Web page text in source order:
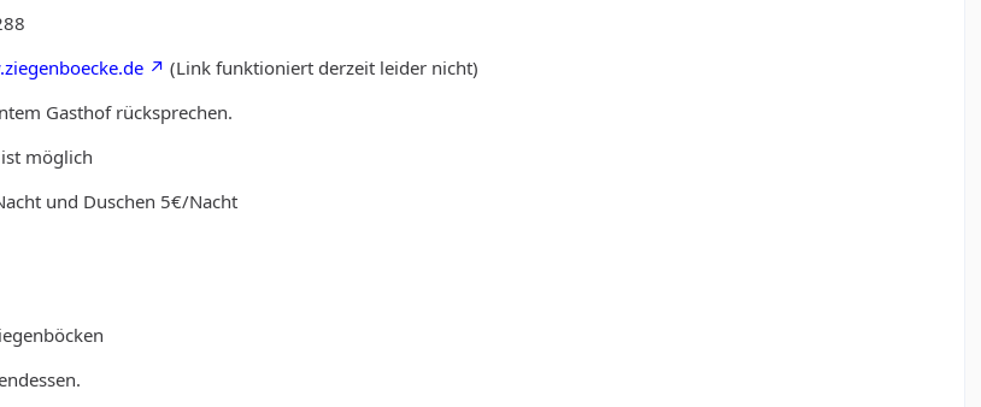
(Link funktioniert derzeit leider nicht)
Gasthof rücksprechen.
möglich
und Duschen 5€/Nacht